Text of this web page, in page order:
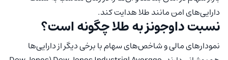
دارایی‌های امن مانند طلا هدایت کند.
نسبت داوجونز به طلا چگونه است؟
نمودارهای مالی و شاخص‌های سهام با برخی دیگر از دارایی‌ها